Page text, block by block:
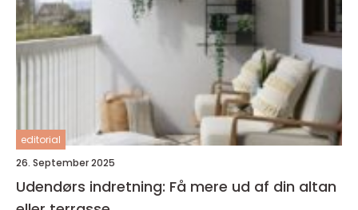
editorial
26. September 2025
Udendørs indretning: Få mere ud af din altan